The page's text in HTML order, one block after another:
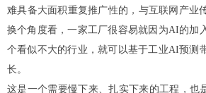
难具备大面积重复推广性的，与互联网产业
换个角度看，一家工厂很容易就因为AI的加
个看似不大的行业，就可以基于工业AI预测
长。
这是一个需要慢下来、扎实下来的工程，也